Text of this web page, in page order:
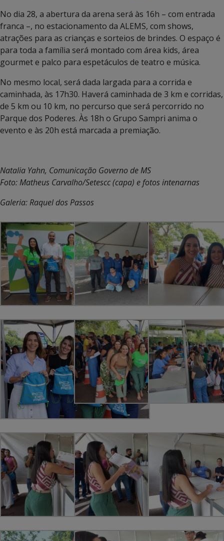
No dia 28, a abertura da arena será às 16h – com entrada
franca –, no estacionamento da ALEMS, com shows,
atrações para as crianças e sorteios de brindes. O espaço é
para toda a família será montado com área kids, área
gourmet e palco para espetáculos de teatro e música.
No mesmo local, será dada largada para a corrida e
caminhada, às 17h30. Haverá caminhada de 3 km e corridas,
de 5 km ou 10 km, no percurso que será percorrido no
Parque dos Poderes. Às 18h o Grupo Sampri anima o
evento e às 20h está marcada a premiação.
Natalia Yahn, Comunicação Governo de MS
Foto: Matheus Carvalho/Setescc (capa) e fotos intenarnas
Galeria: Raquel dos Passos